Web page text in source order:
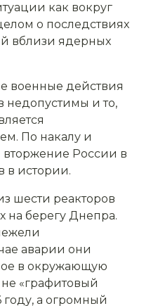
как вокруг
о последствиях
вблизи ядерных
военные действия
недопустимы и то,
По накалу и
России в
в истории.
шести реакторов
на берегу Днепра.
аварии они
в окружающую
«графитовый
году, а огромный